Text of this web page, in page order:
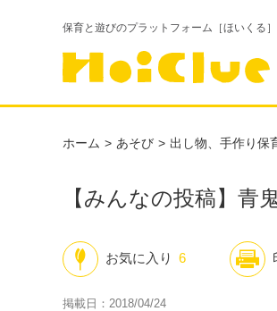
保育と遊びのプラットフォーム［ほいくる
ホーム あそび 出し物、手作り保
【みんなの投稿】青
お気に入り 6
掲載日：2018/04/24